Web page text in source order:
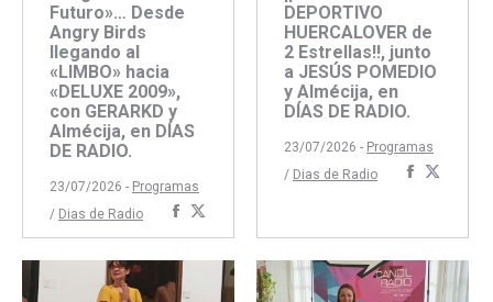
Futuro»… Desde
Angry Birds
llegando al
«LIMBO» hacia
«DELUXE 2009»,
con GERARKD y
Almécija, en DÍAS
DE RADIO.
23/07/2026 - Programas
/ Dias de Radio
Compartir
con
Facebook
con
Twitter
DEPORTIVO
HUERCALOVER de
2 Estrellas!!, junto
a JESÚS POMEDIO
y Almécija, en
DÍAS DE RADIO.
23/07/2026 - Programas
/ Dias de Radio
Compartir